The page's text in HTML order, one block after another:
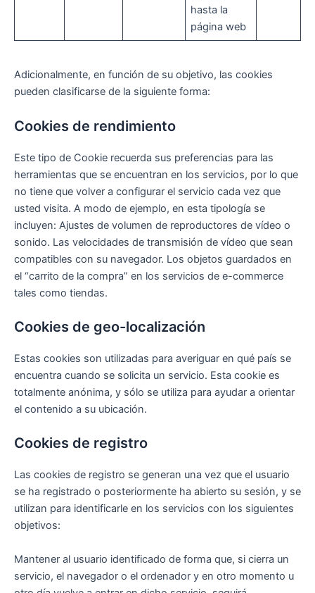
hasta la
página web
Adicionalmente, en función de su objetivo, las cookies
pueden clasificarse de la siguiente forma:
Cookies de rendimiento
Este tipo de Cookie recuerda sus preferencias para las
herramientas que se encuentran en los servicios, por lo que
no tiene que volver a configurar el servicio cada vez que
usted visita. A modo de ejemplo, en esta tipología se
incluyen: Ajustes de volumen de reproductores de vídeo o
sonido. Las velocidades de transmisión de vídeo que sean
compatibles con su navegador. Los objetos guardados en
el “carrito de la compra” en los servicios de e-commerce
tales como tiendas.
Cookies de geo-localización
Estas cookies son utilizadas para averiguar en qué país se
encuentra cuando se solicita un servicio. Esta cookie es
totalmente anónima, y sólo se utiliza para ayudar a orientar
el contenido a su ubicación.
Cookies de registro
Las cookies de registro se generan una vez que el usuario
se ha registrado o posteriormente ha abierto su sesión, y se
utilizan para identificarle en los servicios con los siguientes
objetivos:
Mantener al usuario identificado de forma que, si cierra un
servicio, el navegador o el ordenador y en otro momento u